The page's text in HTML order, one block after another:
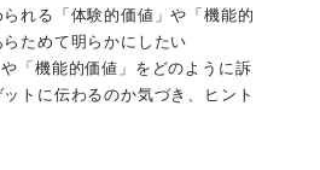
れる「体験的価値」や「機能的
ためて明らかにしたい
「機能的価値」をどのように訴
トに伝わるのか気づき、ヒント